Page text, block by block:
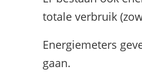
totale verbruik
Energiemeters
gaan.